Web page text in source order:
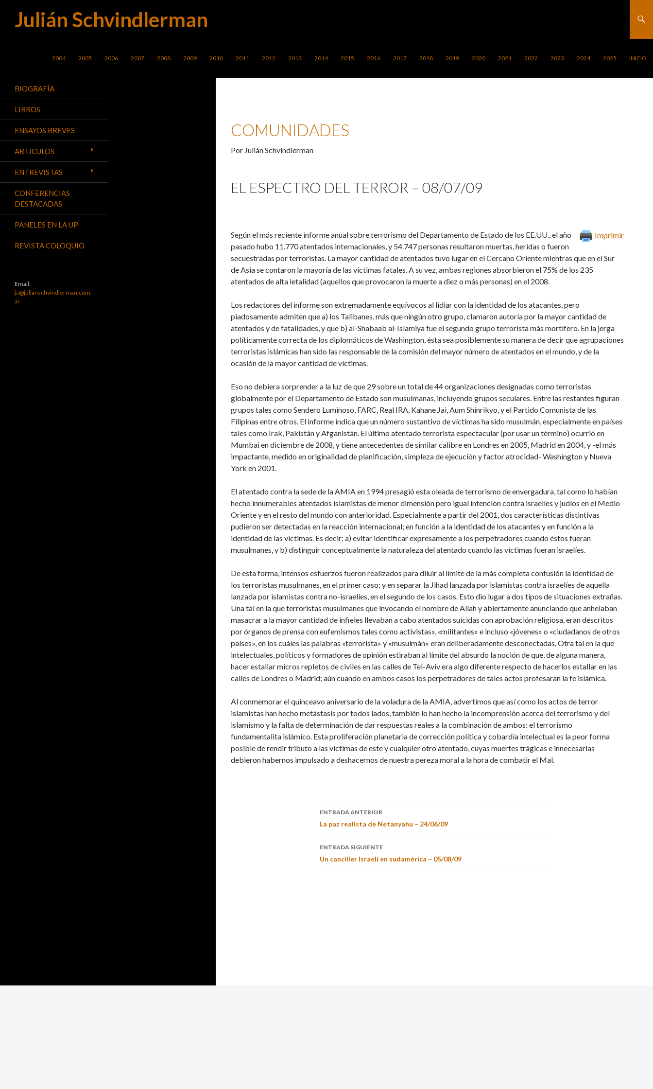
Julián Schvindlerman
Buscar
SALTAR AL CONTENIDO
2004 2005 2006 2007 2008 2009 2010 2011 2012 2013 2014 2015 2016 2017 2018 2019 2020 2021 2022 2023 2024 2025 INICIO
COMUNIDADES
Por Julián Schvindlerman
EL ESPECTRO DEL TERROR – 08/07/09
Imprimir
Según el más reciente informe anual sobre terrorismo del Departamento de Estado de los EE.UU., el año
pasado hubo 11.770 atentados internacionales, y 54.747 personas resultaron muertas, heridas o fueron
secuestradas por terroristas. La mayor cantidad de atentados tuvo lugar en el Cercano Oriente mientras que en el Sur
de Asia se contaron la mayoría de las víctimas fatales. A su vez, ambas regiones absorbieron el 75% de los 235
atentados de alta letalidad (aquellos que provocaron la muerte a diez o más personas) en el 2008.
Los redactores del informe son extremadamente equívocos al lidiar con la identidad de los atacantes, pero
piadosamente admiten que a) los Talibanes, más que ningún otro grupo, clamaron autoría por la mayor cantidad de
atentados y de fatalidades, y que b) al-Shabaab al-Islamiya fue el segundo grupo terrorista más mortífero. En la jerga
políticamente correcta de los diplomáticos de Washington, ésta sea posiblemente su manera de decir que agrupaciones
terroristas islámicas han sido las responsable de la comisión del mayor número de atentados en el mundo, y de la
ocasión de la mayor cantidad de víctimas.
Eso no debiera sorprender a la luz de que 29 sobre un total de 44 organizaciones designadas como terroristas
globalmente por el Departamento de Estado son musulmanas, incluyendo grupos seculares. Entre las restantes figuran
grupos tales como Sendero Luminoso, FARC, Real IRA, Kahane Jai, Aum Shinrikyo, y el Partido Comunista de las
Filipinas entre otros. El informe indica que un número sustantivo de víctimas ha sido musulmán, especialmente en países
tales como Irak, Pakistán y Afganistán. El último atentado terrorista espectacular (por usar un término) ocurrió en
Mumbai en diciembre de 2008, y tiene antecedentes de similar calibre en Londres en 2005, Madrid en 2004, y -el más
impactante, medido en originalidad de planificación, simpleza de ejecución y factor atrocidad- Washington y Nueva
York en 2001.
El atentado contra la sede de la AMIA en 1994 presagió esta oleada de terrorismo de envergadura, tal como lo habían
hecho innumerables atentados islamistas de menor dimensión pero igual intención contra israelíes y judíos en el Medio
Oriente y en el resto del mundo con anterioridad. Especialmente a partir del 2001, dos características distintivas
pudieron ser detectadas en la reacción internacional; en función a la identidad de los atacantes y en función a la
identidad de las víctimas. Es decir: a) evitar identificar expresamente a los perpetradores cuando éstos fueran
musulmanes, y b) distinguir conceptualmente la naturaleza del atentado cuando las víctimas fueran israelíes.
De esta forma, intensos esfuerzos fueron realizados para diluir al límite de la más completa confusión la identidad de
los terroristas musulmanes, en el primer caso; y en separar la Jihad lanzada por islamistas contra israelíes de aquella
lanzada por islamistas contra no-israelíes, en el segundo de los casos. Esto dio lugar a dos tipos de situaciones extrañas.
Una tal en la que terroristas musulmanes que invocando el nombre de Allah y abiertamente anunciando que anhelaban
masacrar a la mayor cantidad de infieles llevaban a cabo atentados suicidas con aprobación religiosa, eran descritos
por órganos de prensa con eufemismos tales como activistas», «militantes» e incluso «jóvenes» o «ciudadanos de otros
países», en los cuáles las palabras «terrorista» y «musulmán» eran deliberadamente desconectadas. Otra tal en la que
intelectuales, políticos y formadores de opinión estiraban al límite del absurdo la noción de que, de alguna manera,
hacer estallar micros repletos de civiles en las calles de Tel-Aviv era algo diferente respecto de hacerlos estallar en las
calles de Londres o Madrid; aún cuando en ambos casos los perpetradores de tales actos profesaran la fe islámica.
Al conmemorar el quinceavo aniversario de la voladura de la AMIA, advertimos que así como los actos de terror
islamistas han hecho metástasis por todos lados, también lo han hecho la incomprensión acerca del terrorismo y del
islamismo y la falta de determinación de dar respuestas reales a la combinación de ambos: el terrorismo
fundamentalita islámico. Esta proliferación planetaria de corrección política y cobardía intelectual es la peor forma
posible de rendir tributo a las víctimas de este y cualquier otro atentado, cuyas muertes trágicas e innecesarias
debieron habernos impulsado a deshacernos de nuestra pereza moral a la hora de combatir el Mal.
ENTRADA ANTERIOR
La paz realista de Netanyahu – 24/06/09
ENTRADA SIGUIENTE
Un canciller Israelí en sudamérica – 05/08/09
BIOGRAFÍA
LIBROS
ENSAYOS BREVES
ARTICULOS
ENTREVISTAS
CONFERENCIAS
DESTACADAS
PANELES EN LA UP
REVISTA COLOQUIO
Email:
js@julianschvindlerman.com.
ar